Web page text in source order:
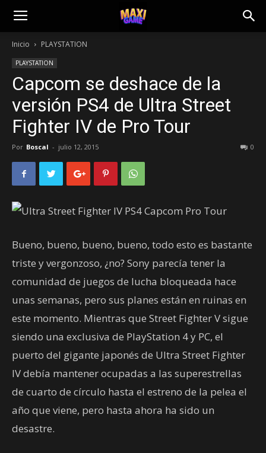
Inicio PLAYSTATION
PLAYSTATION
Capcom se deshace de la
versión PS4 de Ultra Street
Fighter IV de Pro Tour
Por Boscal - julio 12, 2015 0
Bueno, bueno, bueno, bueno, todo esto es bastante
triste y vergonzoso, ¿no? Sony parecía tener la
comunidad de juegos de lucha bloqueada hace
unas semanas, pero sus planes están en ruinas en
este momento. Mientras que Street Fighter V sigue
siendo una exclusiva de PlayStation 4 y PC, el
puerto del gigante japonés de Ultra Street Fighter
IV debía mantener ocupadas a las superestrellas
de cuarto de círculo hasta el estreno de la pelea el
año que viene, pero hasta ahora ha sido un
desastre.